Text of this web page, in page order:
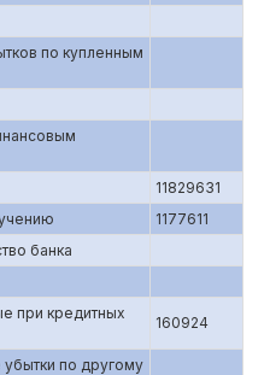
по купленным
11829631
1177611
банка
при кредитных
160924
по другому